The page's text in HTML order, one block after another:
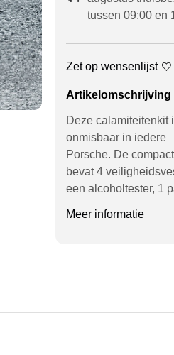
tussen 09:00 en
Zet op wensenlijst
Artikelomschrijving
Deze calamiteitenkit
onmisbaar in iedere
Porsche. De
bevat 4
een alcoholtester, 1
Meer informatie